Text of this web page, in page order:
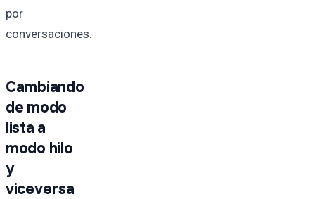
por
conversaciones.
Cambiando
de modo
lista a
modo hilo
y
viceversa